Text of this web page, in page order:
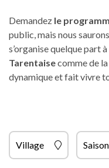
Demandez le
public, mais nous
s’organise quelque part à
Tarentaisecomme de la
dynamique et fait vivre
Village Saison